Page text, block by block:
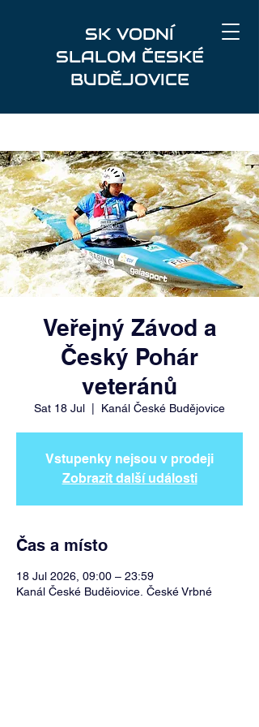
SK VODNÍ
SLALOM ČESKÉ
BUDĚJOVICE
Veřejný Závod a
Český Pohár
veteránů
Sat 18 Jul Kanál České Budějovice
Vstupenky nejsou v prodeji
Zobrazit další události
Čas a místo
18 Jul 2026, 09:00 – 23:59
Kanál České Budějovice, České Vrbné